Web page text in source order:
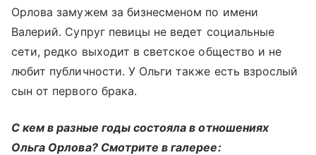
Орлова замужем за бизнесменом по имени
Валерий. Супруг певицы не ведет социальные
сети, редко выходит в светское общество и не
любит публичности. У Ольги также есть взрослый
сын от первого брака.
С кем в разные годы состояла в отношениях
Ольга Орлова? Смотрите в галерее: